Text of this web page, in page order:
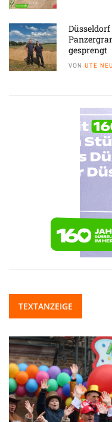
gesprengt
VON UTE
TEXTANZEIGE